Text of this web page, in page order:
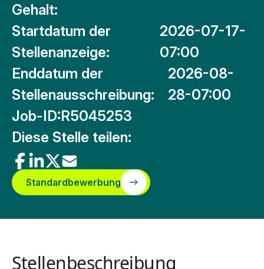
Gehalt:
Startdatum der
Stellenanzeige:
2026-07-17-
07:00
Enddatum der
Stellenausschreibung:
2026-08-
28-07:00
Job-ID:R5045253
Diese Stelle teilen:
Standardbewerbung
Stellenbeschreibung